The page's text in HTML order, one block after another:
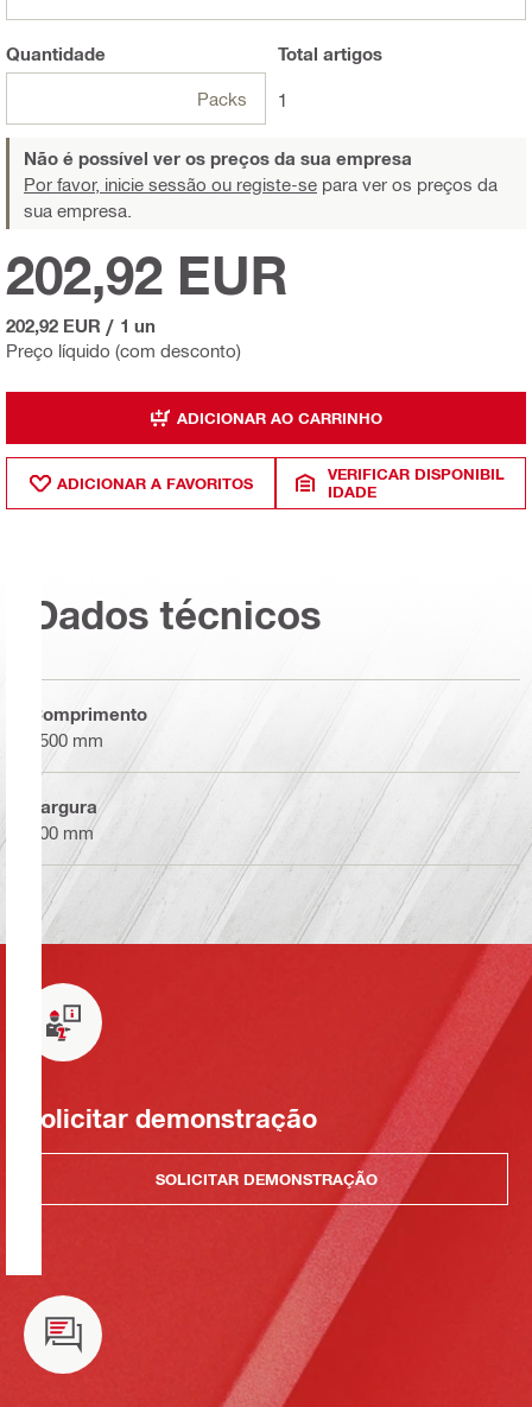
Quantidade
Packs
Total artigos
1
Não é possível ver os preços da sua empresa
Por favor, inicie sessão ou registe-se para ver os preços da
sua empresa.
Preço líquido (com desconto)
202,92 EUR
202,92 EUR / 1 un
ADICIONAR AO CARRINHO
ADICIONAR A FAVORITOS
VERIFICAR DISPONIBIL
IDADE
Dados técnicos
Comprimento
7500 mm
Largura
200 mm
Solicitar demonstração
SOLICITAR DEMONSTRAÇÃO